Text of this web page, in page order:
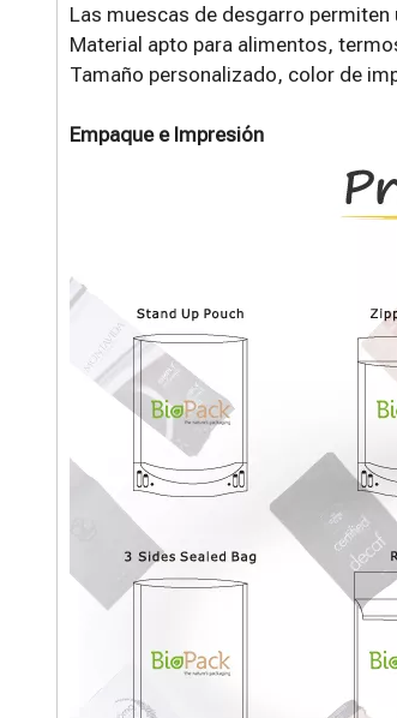
Las muescas de desgarro permiten
Material apto para alimentos,
Tamaño personalizado, color de
Empaque e Impresión